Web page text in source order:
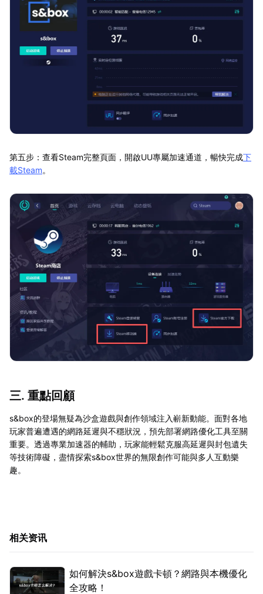
第五步：查看Steam完整頁面，開啟UU專屬加速通道，暢快完成下
載Steam。
三. 重點回顧
s&box的登場無疑為沙盒遊戲與創作領域注入嶄新動能。面對各地
玩家普遍遭遇的網路延遲與不穩狀況，預先部署網路優化工具至關
重要。透過專業加速器的輔助，玩家能輕鬆克服高延遲與封包遺失
等技術障礙，盡情探索s&box世界的無限創作可能與多人互動樂
趣。
相关资讯
如何解決s&box遊戲卡頓？網路與本機優化
全攻略！